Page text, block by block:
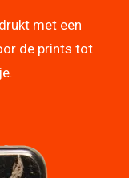
met een
de prints tot